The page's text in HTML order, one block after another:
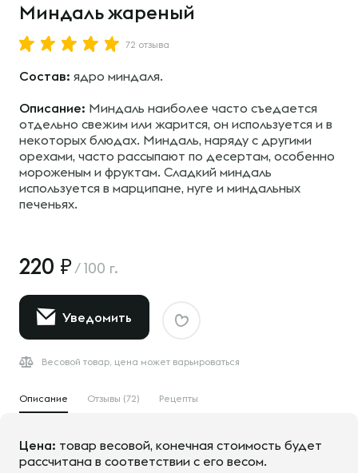
Миндаль жареный
72 отзыва
Состав: ядро миндаля.
Описание: Миндаль наиболее часто съедается
отдельно свежим или жарится, он используется и в
некоторых блюдах. Миндаль, наряду с другими
орехами, часто рассыпают по десертам, особенно
мороженым и фруктам. Сладкий миндаль
используется в марципане, нуге и миндальных
печеньях.
220 / 100 г.
Уведомить
Весовой товар, цена может варьироваться
Описание Отзывы (72) Рецепты
Цена: товар весовой, конечная стоимость будет
рассчитана в соответствии с его весом.